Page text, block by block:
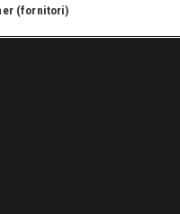
(fornitori)